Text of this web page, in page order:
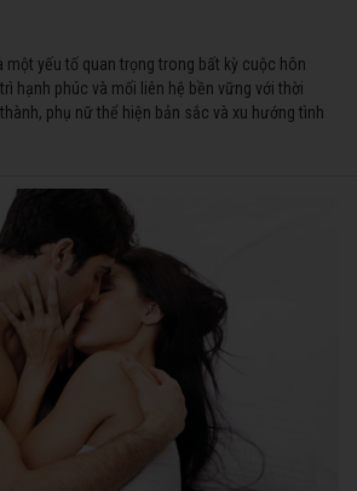
một yếu tố quan trọng trong bất kỳ cuộc hôn
hạnh phúc và mối liên hệ bền vững với thời
phụ nữ thể hiện bản sắc và xu hướng tình